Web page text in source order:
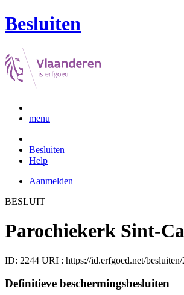
Besluiten
menu
Besluiten
Help
Aanmelden
BESLUIT
Parochiekerk Sint-
ID: 2244 URI : https://id.erfgoed.net/
Definitieve beschermingsbesluiten